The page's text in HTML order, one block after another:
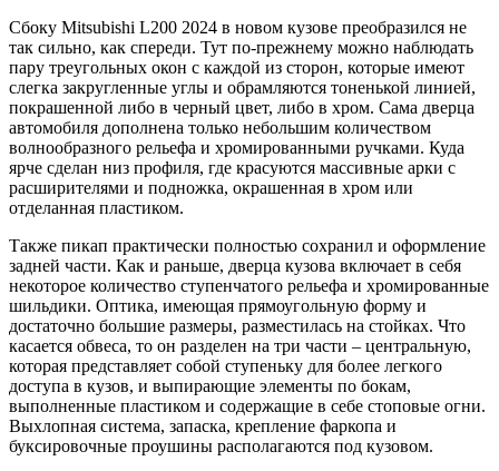
Сбоку Mitsubishi L200 2024 в новом кузове преобразился не
так сильно, как спереди. Тут по-прежнему можно наблюдать
пару треугольных окон с каждой из сторон, которые имеют
слегка закругленные углы и обрамляются тоненькой линией,
покрашенной либо в черный цвет, либо в хром. Сама дверца
автомобиля дополнена только небольшим количеством
волнообразного рельефа и хромированными ручками. Куда
ярче сделан низ профиля, где красуются массивные арки с
расширителями и подножка, окрашенная в хром или
отделанная пластиком.
Также пикап практически полностью сохранил и оформление
задней части. Как и раньше, дверца кузова включает в себя
некоторое количество ступенчатого рельефа и хромированные
шильдики. Оптика, имеющая прямоугольную форму и
достаточно большие размеры, разместилась на стойках. Что
касается обвеса, то он разделен на три части – центральную,
которая представляет собой ступеньку для более легкого
доступа в кузов, и выпирающие элементы по бокам,
выполненные пластиком и содержащие в себе стоповые огни.
Выхлопная система, запаска, крепление фаркопа и
буксировочные проушины располагаются под кузовом.